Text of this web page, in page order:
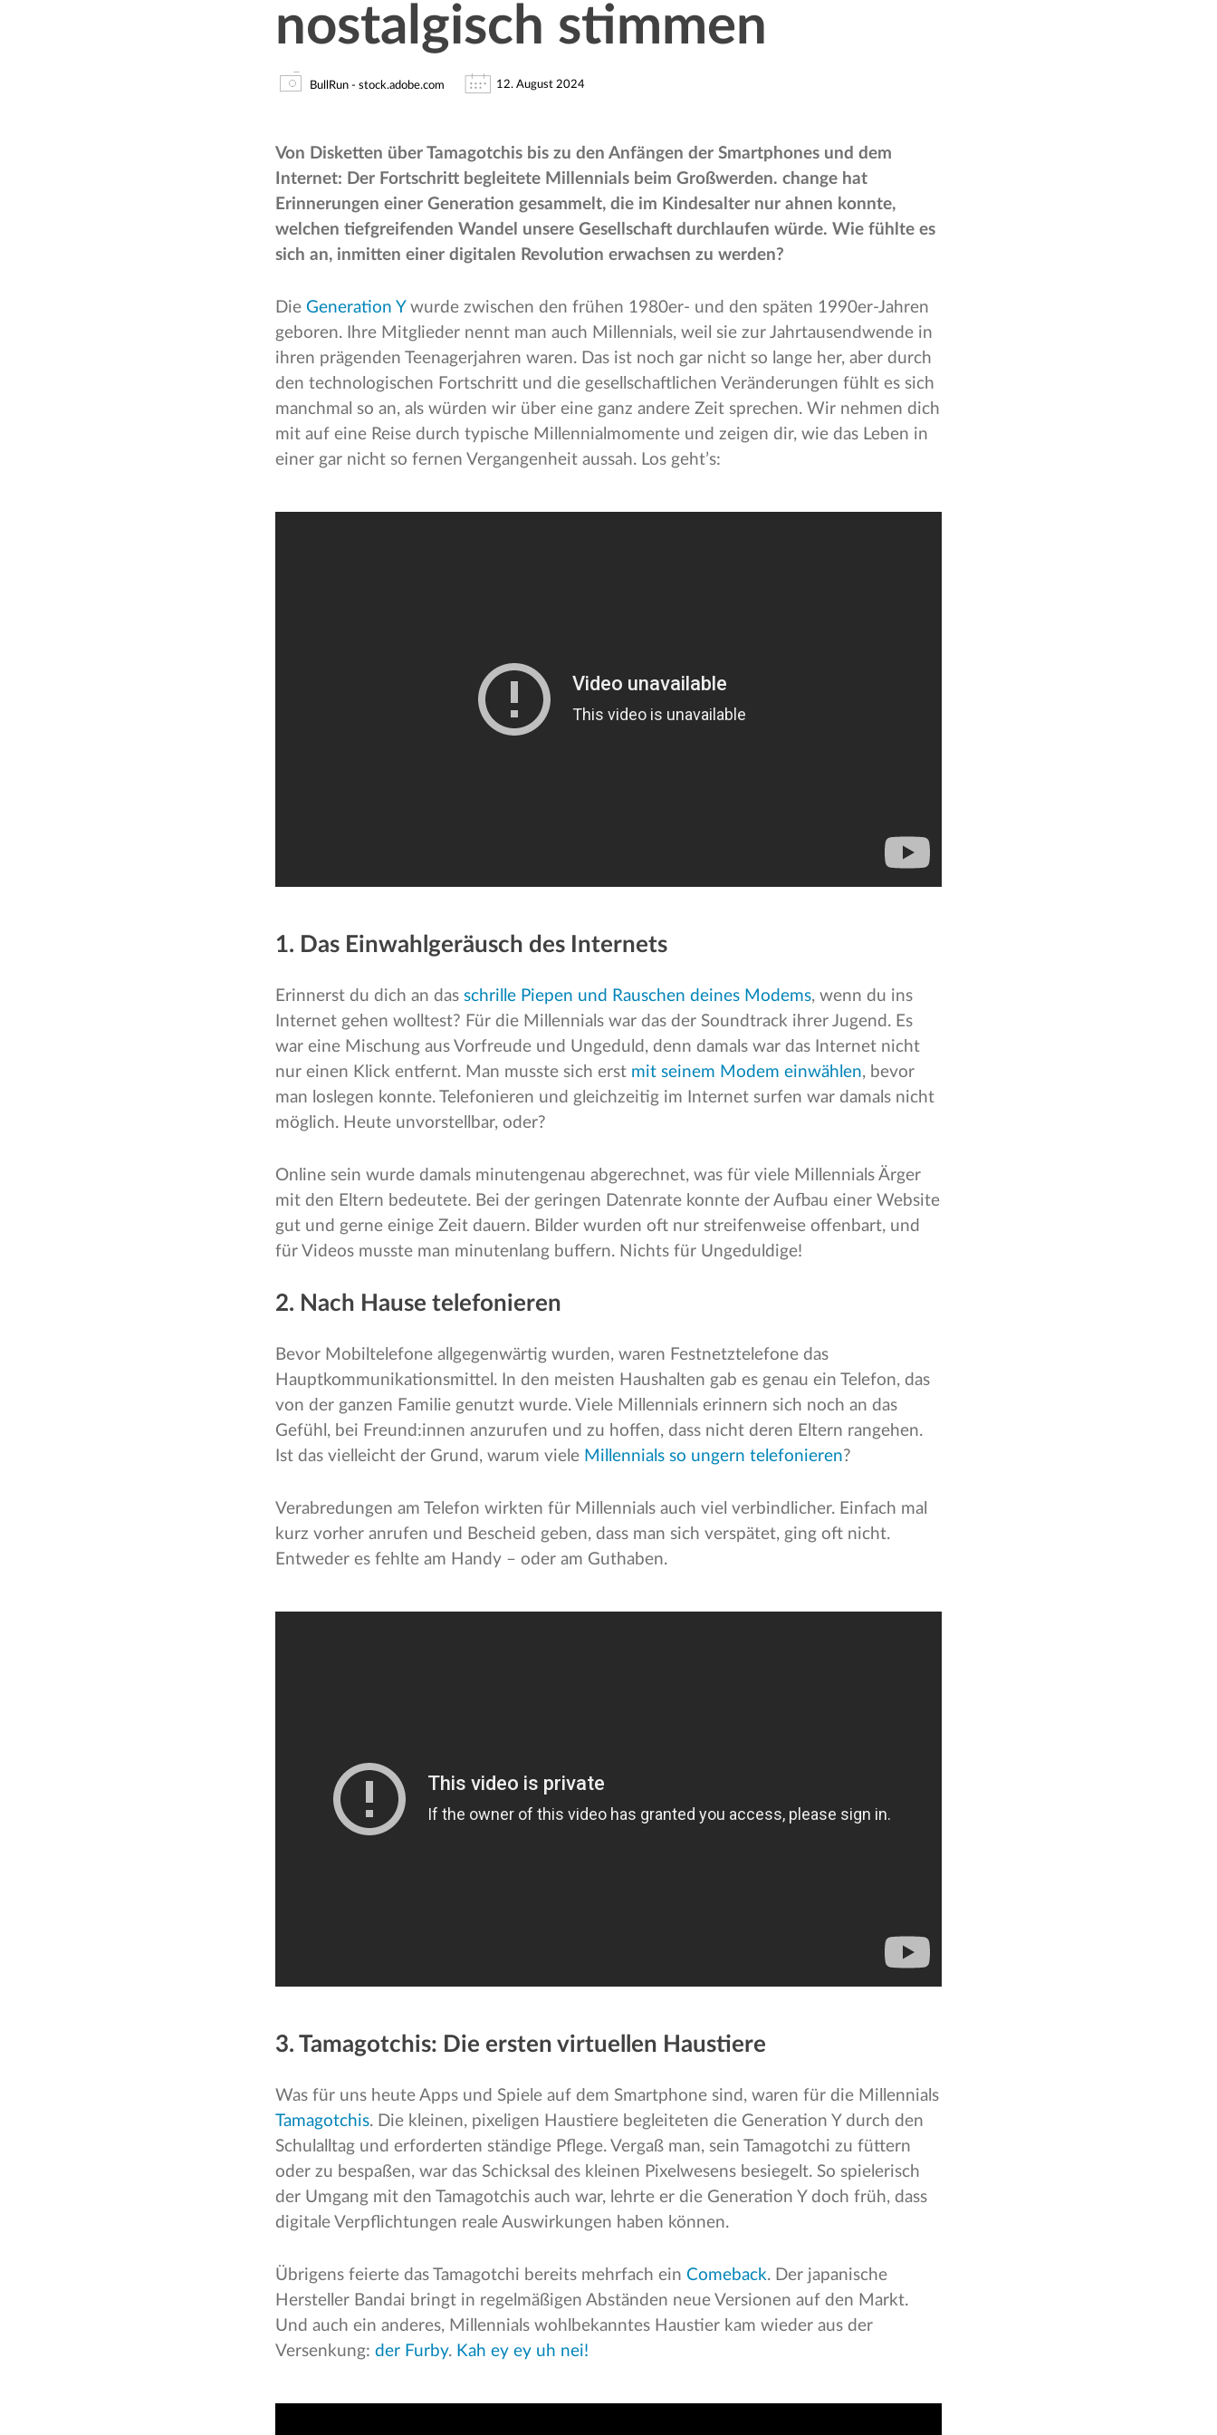
nostalgisch stimmen
BullRun - stock.adobe.com 12. August 2024
Von Disketten über Tamagotchis bis zu den Anfängen der Smartphones und dem
Internet: Der Fortschritt begleitete Millennials beim Großwerden. change hat
Erinnerungen einer Generation gesammelt, die im Kindesalter nur ahnen konnte,
welchen tiefgreifenden Wandel unsere Gesellschaft durchlaufen würde. Wie fühlte es
sich an, inmitten einer digitalen Revolution erwachsen zu werden?
Die Generation Ywurde zwischen den frühen 1980er- und den späten 1990er-Jahren
geboren. Ihre Mitglieder nennt man auch Millennials, weil sie zur Jahrtausendwende in
ihren prägenden Teenagerjahren waren. Das ist noch gar nicht so lange her, aber durch
den technologischen Fortschritt und die gesellschaftlichen Veränderungen fühlt es sich
manchmal so an, als würden wir über eine ganz andere Zeit sprechen. Wir nehmen dich
mit auf eine Reise durch typische Millennialmomente und zeigen dir, wie das Leben in
einer gar nicht so fernen Vergangenheit aussah. Los geht’s:
1. Das Einwahlgeräusch des Internets
Erinnerst du dich an das schrille Piepen und Rauschen deines Modems, wenn du ins
Internet gehen wolltest? Für die Millennials war das der Soundtrack ihrer Jugend. Es
war eine Mischung aus Vorfreude und Ungeduld, denn damals war das Internet nicht
nur einen Klick entfernt. Man musste sich erst mit seinem Modem einwählen, bevor
man loslegen konnte. Telefonieren und gleichzeitig im Internet surfen war damals nicht
möglich. Heute unvorstellbar, oder?
Online sein wurde damals minutengenau abgerechnet, was für viele Millennials Ärger
mit den Eltern bedeutete. Bei der geringen Datenrate konnte der Aufbau einer Website
gut und gerne einige Zeit dauern. Bilder wurden oft nur streifenweise offenbart, und
für Videos musste man minutenlang buffern. Nichts für Ungeduldige!
2. Nach Hause telefonieren
Bevor Mobiltelefone allgegenwärtig wurden, waren Festnetztelefone das
Hauptkommunikationsmittel. In den meisten Haushalten gab es genau ein Telefon, das
von der ganzen Familie genutzt wurde. Viele Millennials erinnern sich noch an das
Gefühl, bei Freund:innen anzurufen und zu hoffen, dass nicht deren Eltern rangehen.
Ist das vielleicht der Grund, warum viele Millennials so ungern telefonieren?
Verabredungen am Telefon wirkten für Millennials auch viel verbindlicher. Einfach mal
kurz vorher anrufen und Bescheid geben, dass man sich verspätet, ging oft nicht.
Entweder es fehlte am Handy – oder am Guthaben.
3. Tamagotchis: Die ersten virtuellen Haustiere
Was für uns heute Apps und Spiele auf dem Smartphone sind, waren für die Millennials
Tamagotchis. Die kleinen, pixeligen Haustiere begleiteten die Generation Y durch den
Schulalltag und erforderten ständige Pflege. Vergaß man, sein Tamagotchi zu füttern
oder zu bespaßen, war das Schicksal des kleinen Pixelwesens besiegelt. So spielerisch
der Umgang mit den Tamagotchis auch war, lehrte er die Generation Y doch früh, dass
digitale Verpflichtungen reale Auswirkungen haben können.
Übrigens feierte das Tamagotchi bereits mehrfach ein Comeback. Der japanische
Hersteller Bandai bringt in regelmäßigen Abständen neue Versionen auf den Markt.
Und auch ein anderes, Millennials wohlbekanntes Haustier kam wieder aus der
Versenkung: der Furby. Kah ey ey uh nei!